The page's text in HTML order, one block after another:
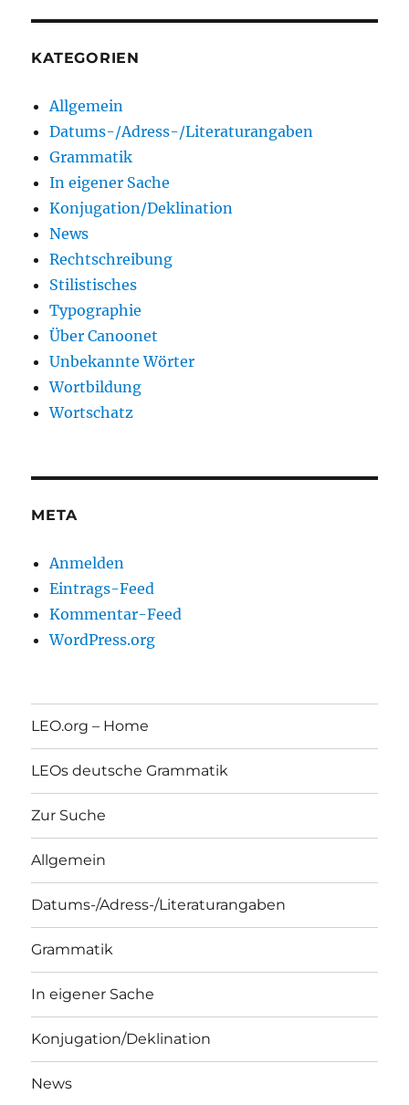
KATEGORIEN
Allgemein
Datums-/Adress-/Literaturangaben
Grammatik
In eigener Sache
Konjugation/Deklination
News
Rechtschreibung
Stilistisches
Typographie
Über Canoonet
Unbekannte Wörter
Wortbildung
Wortschatz
META
Anmelden
Eintrags-Feed
Kommentar-Feed
WordPress.org
LEO.org – Home
LEOs deutsche Grammatik
Zur Suche
Allgemein
Datums-/Adress-/Literaturangaben
Grammatik
In eigener Sache
Konjugation/Deklination
News